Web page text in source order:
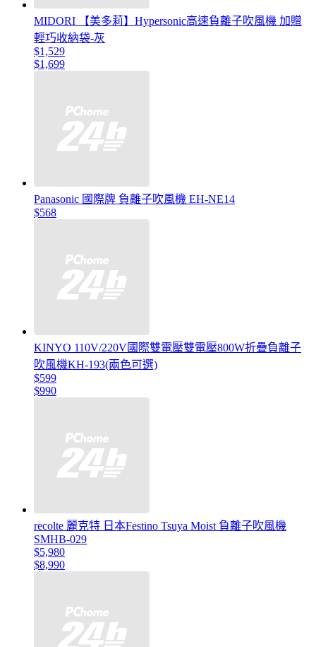
MIDORI 【美多莉】Hypersonic高速負離子吹風機 加贈
輕巧收納袋-灰
$1,529
$1,699
Panasonic 國際牌 負離子吹風機 EH-NE14
$568
KINYO 110V/220V國際雙電壓雙電壓800W折疊負離子
吹風機KH-193(兩色可選)
$599
$990
recolte 麗克特 日本Festino Tsuya Moist 負離子吹風機
SMHB-029
$5,980
$8,990